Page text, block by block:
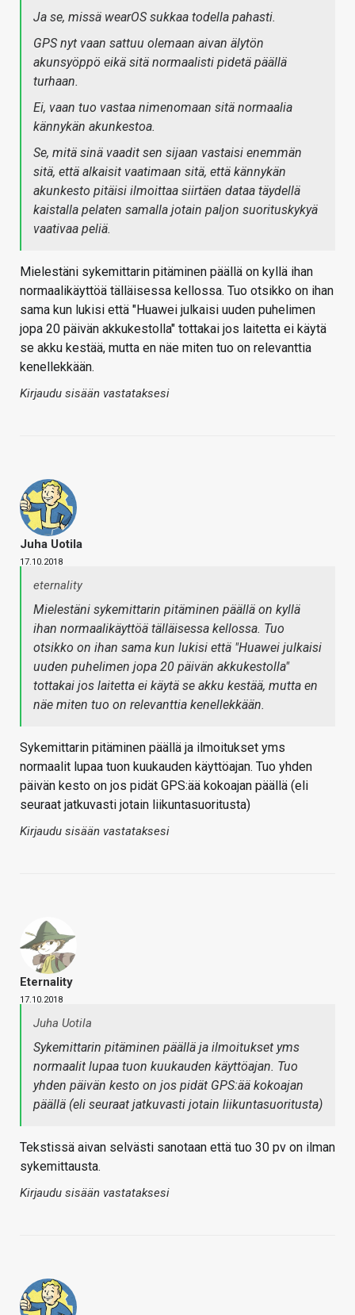
Ja se, missä wearOS sukkaa todella pahasti.
GPS nyt vaan sattuu olemaan aivan älytön
akunsyöppö eikä sitä normaalisti pidetä päällä
turhaan.
Ei, vaan tuo vastaa nimenomaan sitä normaalia
kännykän akunkestoa.
Se, mitä sinä vaadit sen sijaan vastaisi enemmän
sitä, että alkaisit vaatimaan sitä, että kännykän
akunkesto pitäisi ilmoittaa siirtäen dataa täydellä
kaistalla pelaten samalla jotain paljon suorituskykyä
vaativaa peliä.
Mielestäni sykemittarin pitäminen päällä on kyllä ihan
normaalikäyttöä tälläisessa kellossa. Tuo otsikko on ihan
sama kun lukisi että "Huawei julkaisi uuden puhelimen
jopa 20 päivän akkukestolla" tottakai jos laitetta ei käytä
se akku kestää, mutta en näe miten tuo on relevanttia
kenellekkään.
Kirjaudu sisään vastataksesi
Juha Uotila
17.10.2018
eternality
Mielestäni sykemittarin pitäminen päällä on kyllä
ihan normaalikäyttöä tälläisessa kellossa. Tuo
otsikko on ihan sama kun lukisi että "Huawei julkaisi
uuden puhelimen jopa 20 päivän akkukestolla"
tottakai jos laitetta ei käytä se akku kestää, mutta en
näe miten tuo on relevanttia kenellekkään.
Sykemittarin pitäminen päällä ja ilmoitukset yms
normaalit lupaa tuon kuukauden käyttöajan. Tuo yhden
päivän kesto on jos pidät GPS:ää kokoajan päällä (eli
seuraat jatkuvasti jotain liikuntasuoritusta)
Kirjaudu sisään vastataksesi
Eternality
17.10.2018
Juha Uotila
Sykemittarin pitäminen päällä ja ilmoitukset yms
normaalit lupaa tuon kuukauden käyttöajan. Tuo
yhden päivän kesto on jos pidät GPS:ää kokoajan
päällä (eli seuraat jatkuvasti jotain liikuntasuoritusta)
Tekstissä aivan selvästi sanotaan että tuo 30 pv on ilman
sykemittausta.
Kirjaudu sisään vastataksesi